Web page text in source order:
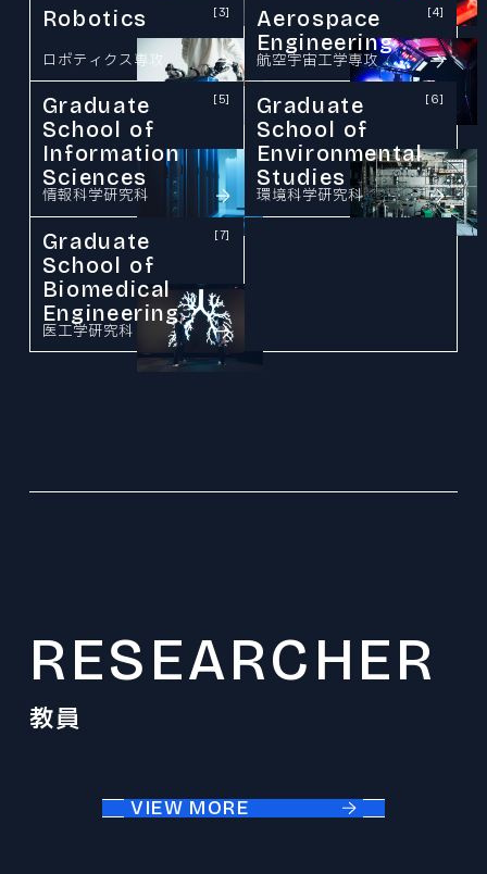
[3]
Robotics
ロボティクス専攻
[4]
Aerospace
Engineering
航空宇宙工学専攻
[5]
Graduate
School of
Information
Sciences
情報科学研究科
[6]
Graduate
School of
Environmental
Studies
環境科学研究科
[7]
Graduate
School of
Biomedical
Engineering
医工学研究科
RESEARCHER
教員
VIEW MORE